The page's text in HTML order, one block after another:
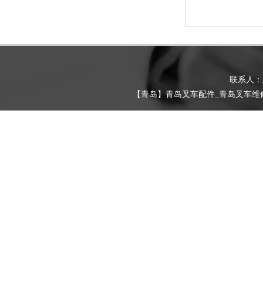
联系人
【青岛】青岛叉车配件_青岛叉车